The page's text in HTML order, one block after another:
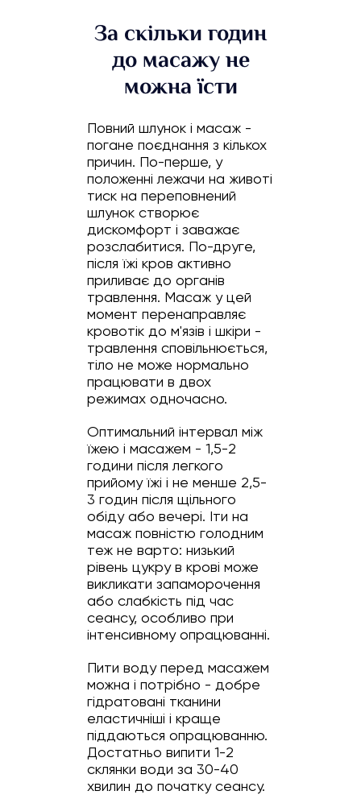
За скільки годин
до масажу не
можна їсти
Повний шлунок і масаж -
погане поєднання з кількох
причин. По-перше, у
положенні лежачи на животі
тиск на переповнений
шлунок створює
дискомфорт і заважає
розслабитися. По-друге,
після їжі кров активно
приливає до органів
травлення. Масаж у цей
момент перенаправляє
кровотік до м'язів і шкіри -
травлення сповільнюється,
тіло не може нормально
працювати в двох
режимах одночасно.
Оптимальний інтервал між
їжею і масажем - 1,5-2
години після легкого
прийому їжі і не менше 2,5-
3 годин після щільного
обіду або вечері. Іти на
масаж повністю голодним
теж не варто: низький
рівень цукру в крові може
викликати запаморочення
або слабкість під час
сеансу, особливо при
інтенсивному опрацюванні.
Пити воду перед масажем
можна і потрібно - добре
гідратовані тканини
еластичніші і краще
піддаються опрацюванню.
Достатньо випити 1-2
склянки води за 30-40
хвилин до початку сеансу.